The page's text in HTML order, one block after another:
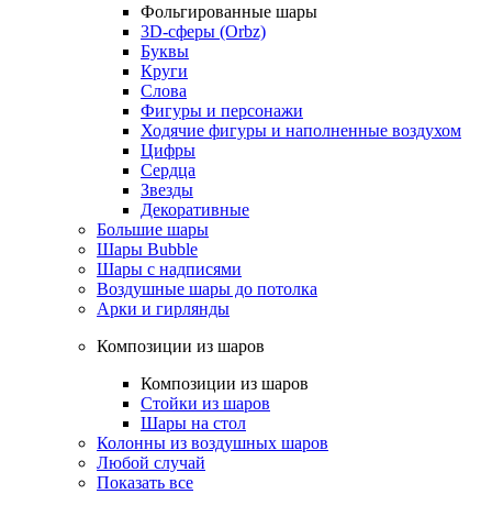
Фольгированные шары
3D-сферы (Orbz)
Буквы
Круги
Слова
Фигуры и персонажи
Ходячие фигуры и наполненные воздухом
Цифры
Сердца
Звезды
Декоративные
Большие шары
Шары Bubble
Шары с надписями
Воздушные шары до потолка
Арки и гирлянды
Композиции из шаров
Композиции из шаров
Стойки из шаров
Шары на стол
Колонны из воздушных шаров
Любой случай
Показать все